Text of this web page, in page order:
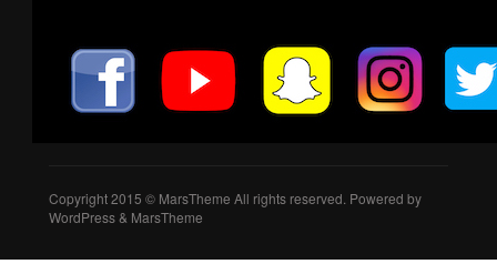
Copyright 2015 © MarsTheme All rights reserved. Powered by
WordPress & MarsTheme